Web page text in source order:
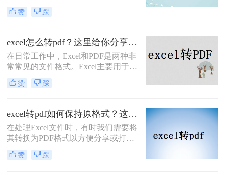
更好地完成相关操作。
着举足轻重的角色。然而，有时我们
需要将Excel表格转换为PDF格式，以
式能够保持文档的原貌，确保在不同
平台和设备上呈现一致的效果。那么
excel表格怎么做成pdf格式呢？本文将
介绍三种将Excel表格转换为PDF格式
的实用方法，帮助您轻松实现这一需
求。
赞 踩
excel怎么转pdf？这里给你分享这二种操作方法！
在日常工作中，Excel和PDF是两种非
常常见的文件格式。Excel主要用于数
据管理和分析，而PDF则因其不可编
辑和跨平台的特性，常用于文档分享
件转换为PDF格式，以便在不需要修
改内容的情况下分享或打印文档。本
文将指导您excel怎么转pdf，并介绍两
种常用的方法。
赞 踩
excel转pdf如何保持原格式？这三种方法原格式不丢失！
​在处理Excel文件时，有时我们需要将
其转换为PDF格式以方便分享或打
印。保持格式不变是转换过程中一个
重要的要求。那么excel转pdf如何保持
赞 踩